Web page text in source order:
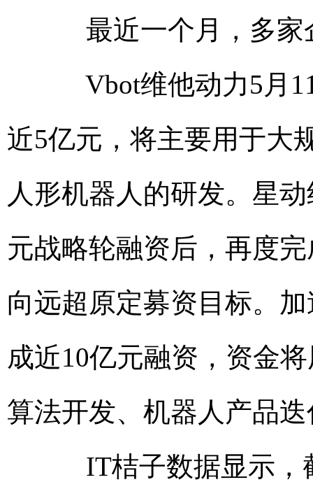
最近一个月，多家
Vbot维他动力5月11
近5亿元，将主要用于大
人形机器人的研发。星
元战略轮融资后，再度
向远超原定募资目标。
成近10亿元融资，资金
算法开发、机器人产品
IT桔子数据显示，截